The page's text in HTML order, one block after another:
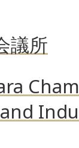
議所